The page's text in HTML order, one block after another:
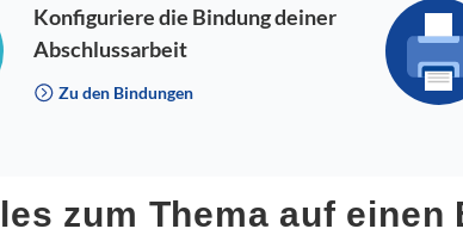
Konfiguriere die Bindung deiner
Abschlussarbeit
Zu den Bindungen
zum Thema auf einen